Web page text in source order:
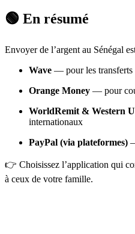
🟢 En résumé
Envoyer de l’argent au Sénégal
Wave — pour les transferts
Orange Money — pour
WorldRemit & Western
internationaux
PayPal (via plateformes)
👉 Choisissez l’application qui
à ceux de votre famille.